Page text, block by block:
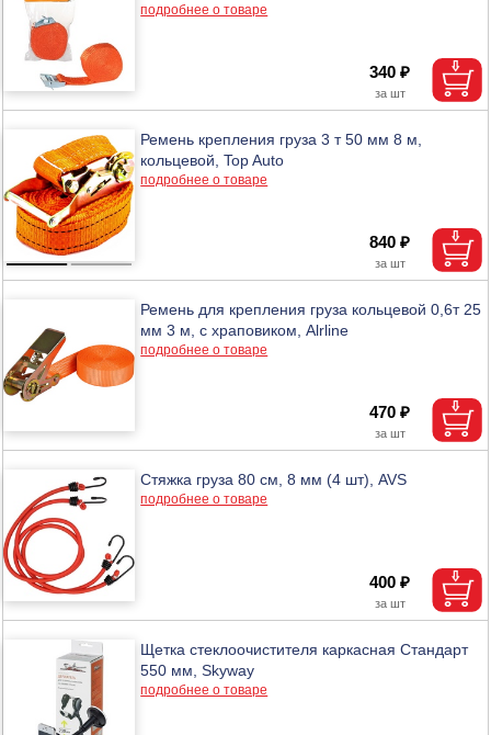
подробнее о товаре
340 ₽
Ремень крепления груза 3 т 50 мм 8 м,
кольцевой, Top Auto
подробнее о товаре
840 ₽
Ремень для крепления груза кольцевой 0,6т 25
мм 3 м, с храповиком, Alrline
подробнее о товаре
470 ₽
Стяжка груза 80 см, 8 мм (4 шт), AVS
подробнее о товаре
400 ₽
Щетка стеклоочистителя каркасная Стандарт
550 мм, Skyway
подробнее о товаре